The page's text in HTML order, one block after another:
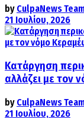
by CulpaNews
21 Ιουλίου, 2026
Κατάργηση
αλλάζει με τον
by CulpaNews
21 Ιουλίου, 2026